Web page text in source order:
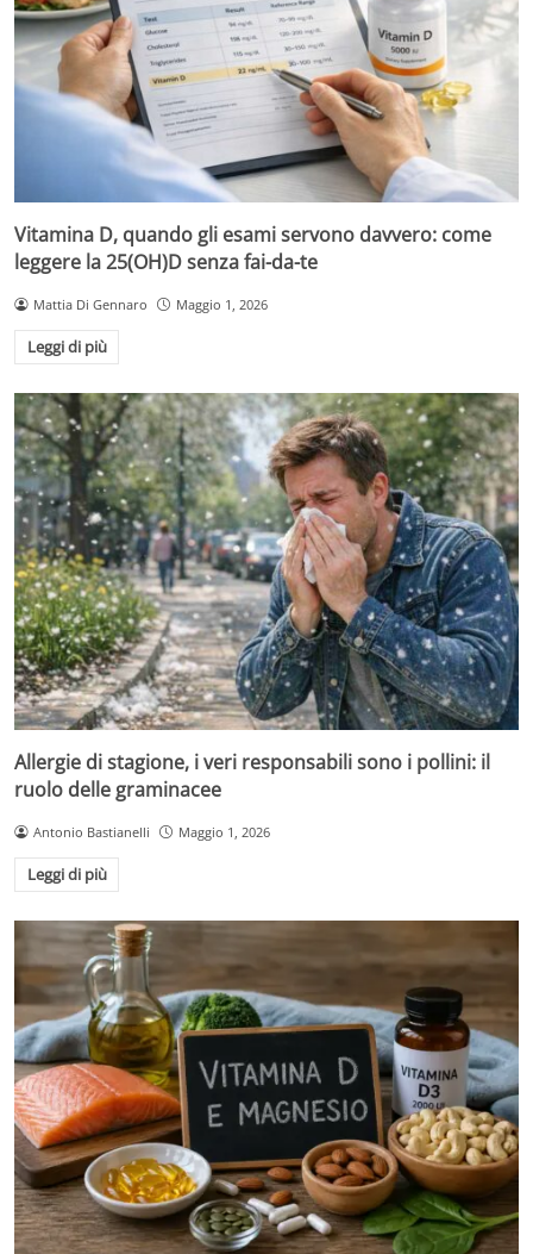
Vitamina D, quando gli esami servono davvero: come
leggere la 25(OH)D senza fai-da-te
Mattia Di Gennaro Maggio 1, 2026
Leggi di più
Allergie di stagione, i veri responsabili sono i pollini: il
ruolo delle graminacee
Antonio Bastianelli Maggio 1, 2026
Leggi di più